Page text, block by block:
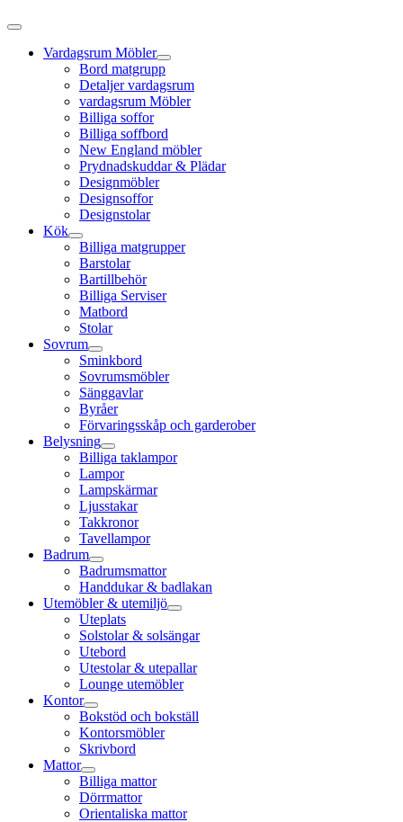
Vardagsrum Möbler
Bord matgrupp
Detaljer vardagsrum
vardagsrum Möbler
Billiga soffor
Billiga soffbord
New England möbler
Prydnadskuddar & Plädar
Designmöbler
Designsoffor
Designstolar
Kök
Billiga matgrupper
Barstolar
Bartillbehör
Billiga Serviser
Matbord
Stolar
Sovrum
Sminkbord
Sovrumsmöbler
Sänggavlar
Byråer
Förvaringsskåp och garderober
Belysning
Billiga taklampor
Lampor
Lampskärmar
Ljusstakar
Takkronor
Tavellampor
Badrum
Badrumsmattor
Handdukar & badlakan
Utemöbler & utemiljö
Uteplats
Solstolar & solsängar
Utebord
Utestolar & utepallar
Lounge utemöbler
Kontor
Bokstöd och bokställ
Kontorsmöbler
Skrivbord
Mattor
Billiga mattor
Dörrmattor
Orientaliska mattor